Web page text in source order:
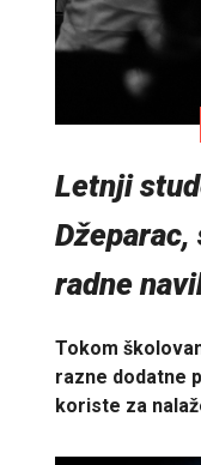
Letnji
radne
Tokom
razne dodatne
koriste za